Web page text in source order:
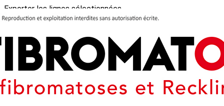
Exporter les lignes sélectionnées
Exporter toutes les colonnes
Journées Partage 2026 - La Rochelle
Les manifestations